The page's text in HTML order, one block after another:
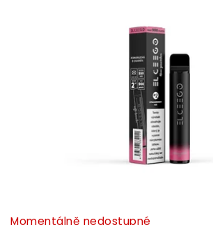
Momentálně nedostupné